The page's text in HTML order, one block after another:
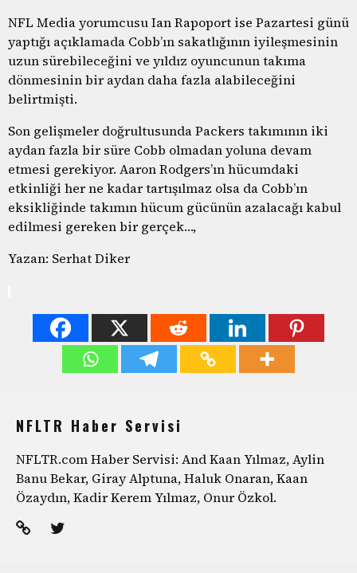
NFL Media yorumcusu Ian Rapoport ise Pazartesi günü
yaptığı açıklamada Cobb’ın sakatlığının iyileşmesinin
uzun sürebileceğini ve yıldız oyuncunun takıma
dönmesinin bir aydan daha fazla alabileceğini
belirtmişti.
Son gelişmeler doğrultusunda Packers takımının iki
aydan fazla bir süre Cobb olmadan yoluna devam
etmesi gerekiyor. Aaron Rodgers’ın hücumdaki
etkinliği her ne kadar tartışılmaz olsa da Cobb’ın
eksikliğinde takımın hücum gücünün azalacağı kabul
edilmesi gereken bir gerçek…,
Yazan: Serhat Diker
NFLTR Haber Servisi
NFLTR.com Haber Servisi: And Kaan Yılmaz, Aylin
Banu Bekar, Giray Alptuna, Haluk Onaran, Kaan
Özaydın, Kadir Kerem Yılmaz, Onur Özkol.